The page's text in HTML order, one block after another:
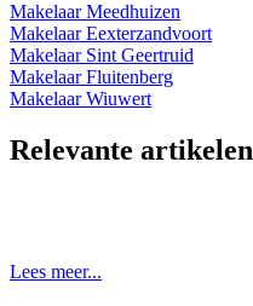
Makelaar Meedhuizen
Makelaar Eexterzandvoort
Makelaar Sint Geertruid
Makelaar Fluitenberg
Makelaar Wiuwert
Relevante artikelen
Lees meer...